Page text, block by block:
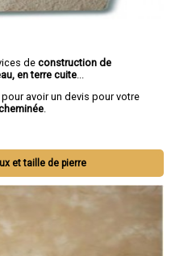
de construction de
en terre cuite
avoir un devis pour votre
.
et taille de pierre